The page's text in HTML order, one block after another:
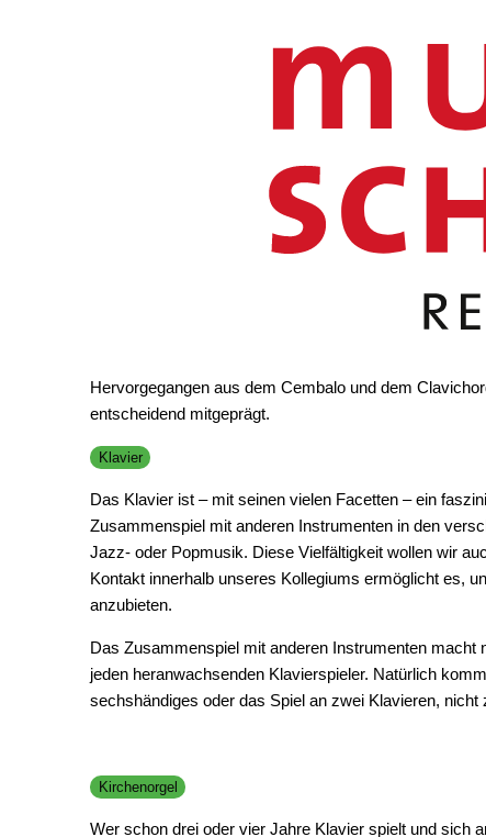
Hervorgegangen aus dem Cembalo und dem
entscheidend mitgeprägt.
Klavier
Das Klavier ist – mit seinen vielen Facetten – ein
Zusammenspiel mit anderen Instrumenten in den
Jazz- oder Popmusik. Diese Vielfältigkeit wollen wir
Kontakt innerhalb unseres Kollegiums ermöglicht es,
anzubieten.
Das Zusammenspiel mit anderen Instrumenten
jeden heranwachsenden Klavierspieler. Natürlich
sechshändiges oder das Spiel an zwei Klavieren, nicht
Kirchenorgel
Wer schon drei oder vier Jahre Klavier spielt und sich